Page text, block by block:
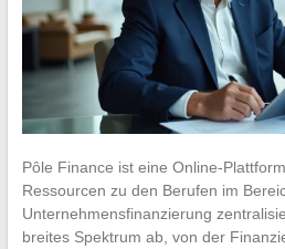
Pôle Finance ist eine Online-
Ressourcen zu den Berufen im
Unternehmensfinanzierung
breites Spektrum ab, von der